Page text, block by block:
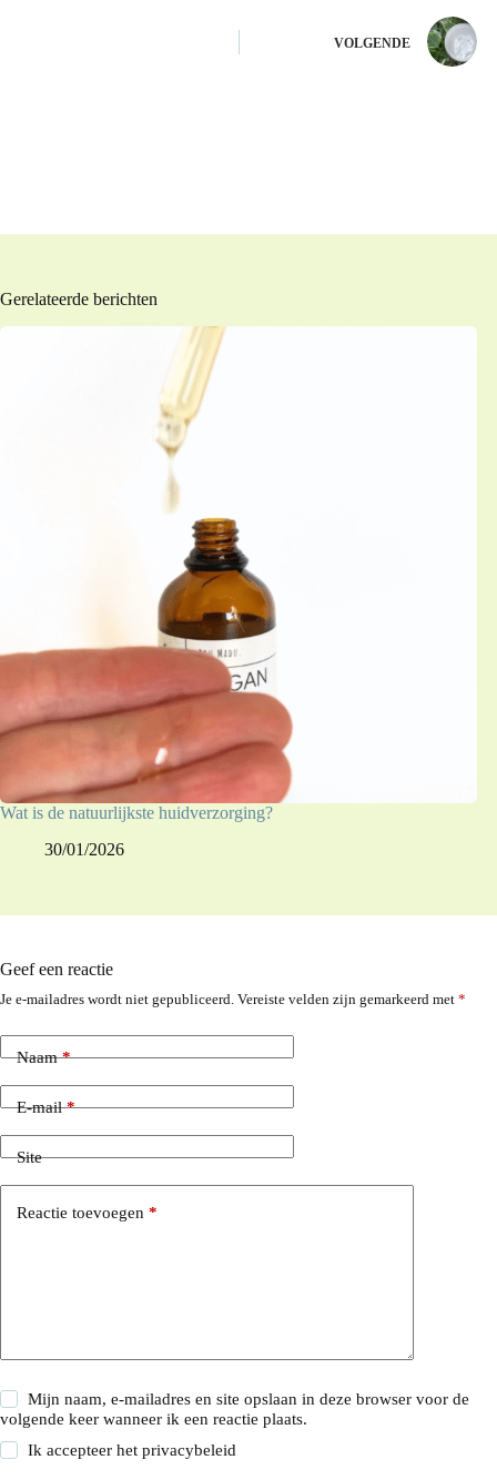
VOLGENDE
Gerelateerde berichten
Wat is de natuurlijkste huidverzorging?
30/01/2026
Geef een reactie
Je e-mailadres wordt niet gepubliceerd. Vereiste velden zijn gemarkeerd met *
Naam*
E-mail*
Site
Reactie toevoegen *
Mijn naam, e-mailadres en site opslaan in deze browser voor de
volgende keer wanneer ik een reactie plaats.
Ik accepteer hetprivacybeleid